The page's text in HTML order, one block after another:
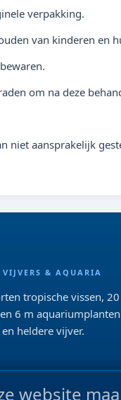
verpakking.
van kinderen en
om na deze
niet aansprakelijk
VIJVERS & AQUARIA
tropische vissen, 20
6 m
heldere vijver.
website